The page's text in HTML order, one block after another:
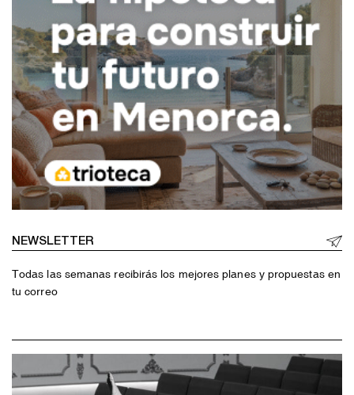
NEWSLETTER
Todas las semanas recibirás los mejores planes y propuestas en
tu correo